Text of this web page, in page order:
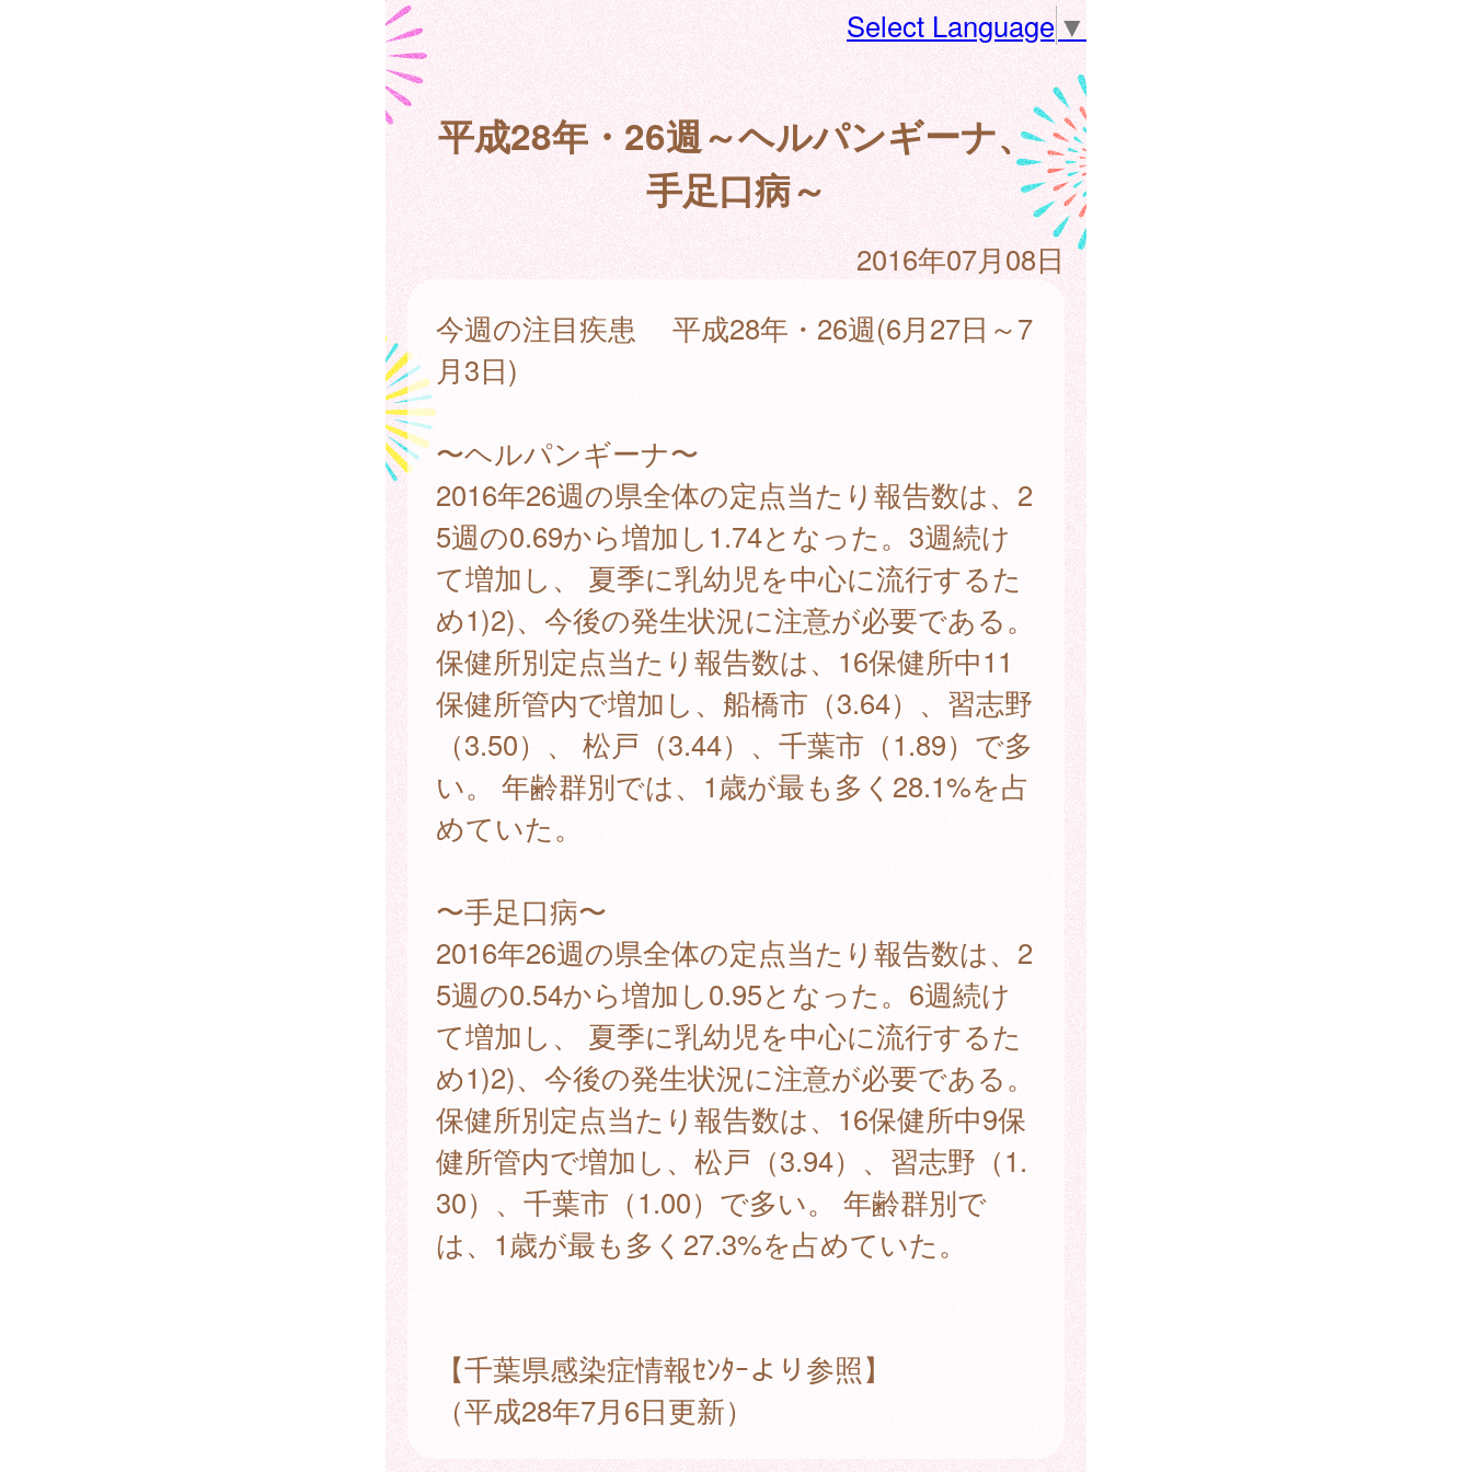
Select Language▼
平成28年・26週～ヘルパンギーナ、
手足口病～
2016年07月08日
今週の注目疾患 平成28年・26週(6月27日～7
月3日)
〜ヘルパンギーナ〜
2016年26週の県全体の定点当たり報告数は、2
5週の0.69から増加し1.74となった。3週続け
て増加し、 夏季に乳幼児を中心に流行するた
め1)2)、今後の発生状況に注意が必要である。
保健所別定点当たり報告数は、16保健所中11
保健所管内で増加し、船橋市（3.64）、習志野
（3.50）、 松戸（3.44）、千葉市（1.89）で多
い。 年齢群別では、1歳が最も多く28.1%を占
めていた。
〜手足口病〜
2016年26週の県全体の定点当たり報告数は、2
5週の0.54から増加し0.95となった。6週続け
て増加し、 夏季に乳幼児を中心に流行するた
め1)2)、今後の発生状況に注意が必要である。
保健所別定点当たり報告数は、16保健所中9保
健所管内で増加し、松戸（3.94）、習志野（1.
30）、千葉市（1.00）で多い。 年齢群別で
は、1歳が最も多く27.3%を占めていた。
【千葉県感染症情報ｾﾝﾀｰより参照】
（平成28年7月6日更新）